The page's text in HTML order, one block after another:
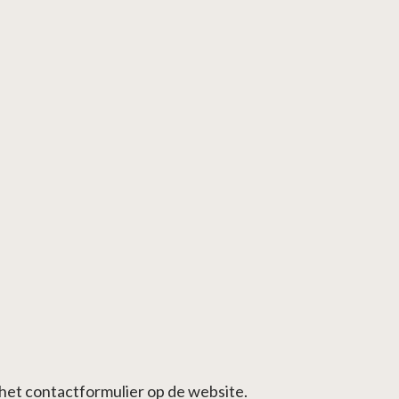
contactformulier op de website.